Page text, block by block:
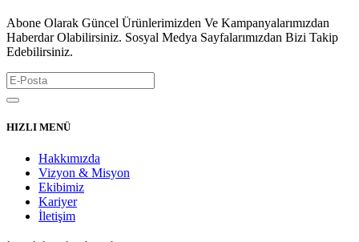
Abone Olarak Güncel Ürünlerimizden Ve Kampanyalarımızdan
Haberdar Olabilirsiniz. Sosyal Medya Sayfalarımızdan Bizi Takip
Edebilirsiniz.
HIZLI MENÜ
Hakkımızda
Vizyon & Misyon
Ekibimiz
Kariyer
İletişim